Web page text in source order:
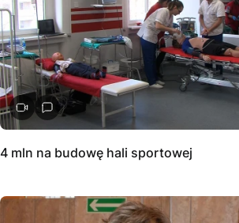
4 mln na budowę hali sportowej